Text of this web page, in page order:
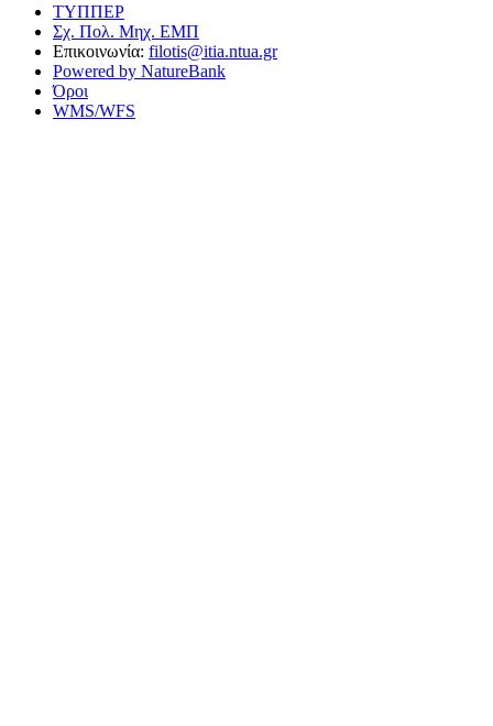
ΤΥΠΠΕΡ
Σχ. Πολ. Μηχ. ΕΜΠ
Επικοινωνία: filotis@itia.ntua.gr
Powered by NatureBank
Όροι
WMS/WFS